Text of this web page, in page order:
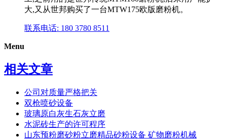
大,又从世邦购买了一台MTW175欧版磨粉机。
联系电话: 180 3780 8511
Menu
相关文章
公司对质量严格把关
双枪喷砂设备
玻璃原白灰生石灰立磨
水泥砖生产的许可程序
山东预粉磨砂粉立磨精品砂粉设备 矿物磨粉机械